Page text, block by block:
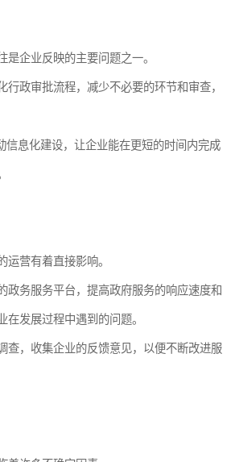
是企业反映的主要问题之一。
行政审批流程，减少不必要的环节和审查，
信息化建设，让企业能在更短的时间内完成
运营有着直接影响。
政务服务平台，提高政府服务的响应速度和
在发展过程中遇到的问题。
查，收集企业的反馈意见，以便不断改进服